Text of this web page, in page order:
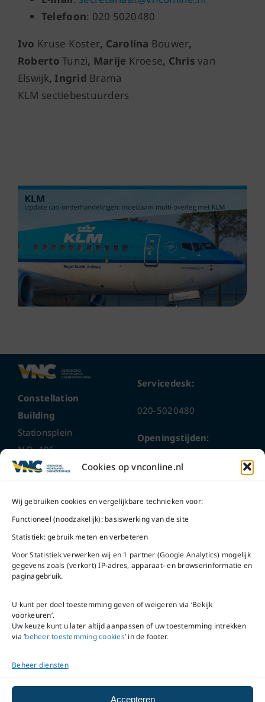
Cookies op vnconline.nl
Wij gebruiken cookies en vergelijkbare technieken voor:
Functioneel (noodzakelijk): basiswerking van de site
Statistiek: gebruik meten en verbeteren
Voor Statistiek verwerken wij en 1 partner (Google Analytics) mogelijk
gegevens zoals (verkort) IP-adres, apparaat- en browserinformatie en
paginagebruik.
U kunt per doel toestemming geven of weigeren via ‘Bekijk
voorkeuren’.
Uw keuze kunt u later altijd aanpassen of uw toestemming intrekken
via ‘beheer toestemming cookies’ in de footer.
Beheer diensten
Accepteren
Telefoon: 020 5020480
Ivo Kruse Koster, Carolina Bouwer,
RobertoTunzi, Marije Kroese, Chrisvan
Elswijk, Ingrid Brama
KLM sectiebestuurders
Constellation
Building
Stationsplein
N.O. 406
1117 CL
Bel ons
Mail ons
Servicedesk:
020-5020480
Openingstijden:
ma t/m do
Na openingstijden
bereikbaar via
5020480
VNC Statuten
version
Copyright ©
beheer